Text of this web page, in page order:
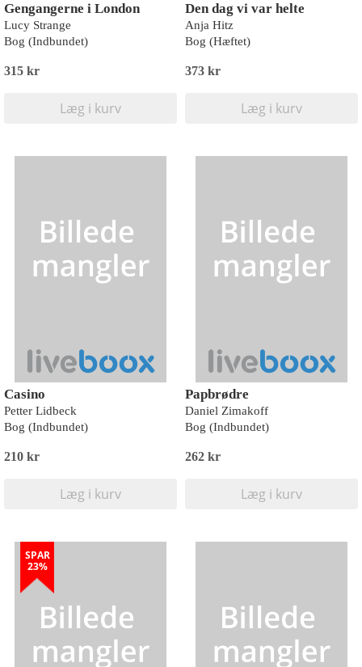
Gengangerne i London
Lucy Strange
Bog (Indbundet)
315 kr
Læg i kurv
Den dag vi var helte
Anja Hitz
Bog (Hæftet)
373 kr
Læg i kurv
Casino
Petter Lidbeck
Bog (Indbundet)
210 kr
Læg i kurv
Papbrødre
Daniel Zimakoff
Bog (Indbundet)
262 kr
Læg i kurv
SPAR
23%